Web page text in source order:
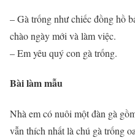
– Gà trống như chiếc đồng hồ
chào ngày mới và làm việc.
– Em yêu quý con gà trống.
Bài làm mẫu
Nhà em có nuôi một đàn gà
vẫn thích nhất là chú gà trống